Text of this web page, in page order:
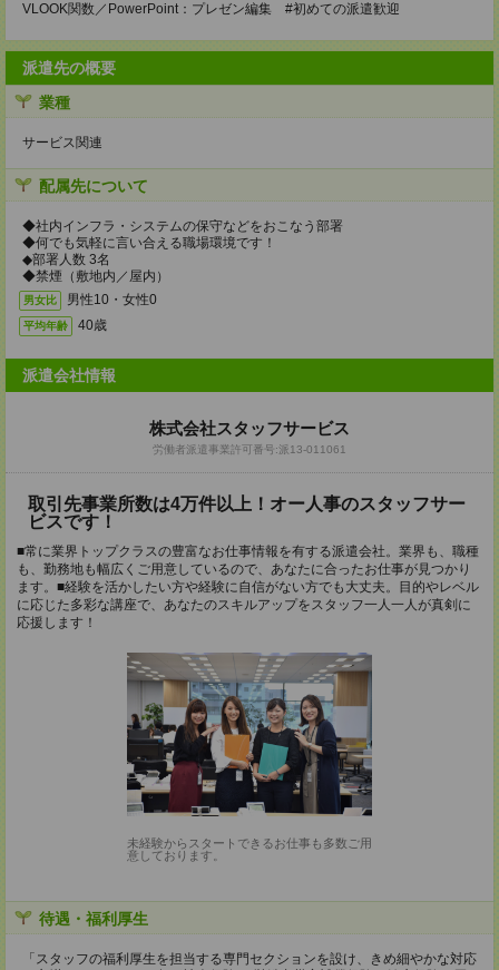
VLOOK関数／PowerPoint：プレゼン編集 #初めての派遣歓迎
派遣先の概要
業種
サービス関連
配属先について
◆社内インフラ・システムの保守などをおこなう部署
◆何でも気軽に言い合える職場環境です！
◆部署人数 3名
◆禁煙（敷地内／屋内）
男女比 男性10・女性0
平均年齢 40歳
派遣会社情報
株式会社スタッフサービス
労働者派遣事業許可番号:派13-011061
取引先事業所数は4万件以上！オー人事のスタッフサー
ビスです！
■常に業界トップクラスの豊富なお仕事情報を有する派遣会社。業界も、職種
も、勤務地も幅広くご用意しているので、あなたに合ったお仕事が見つかり
ます。■経験を活かしたい方や経験に自信がない方でも大丈夫。目的やレベル
に応じた多彩な講座で、あなたのスキルアップをスタッフ一人一人が真剣に
応援します！
未経験からスタートできるお仕事も多数ご用
意しております。
待遇・福利厚生
「スタッフの福利厚生を担当する専門セクションを設け、きめ細やかな対応